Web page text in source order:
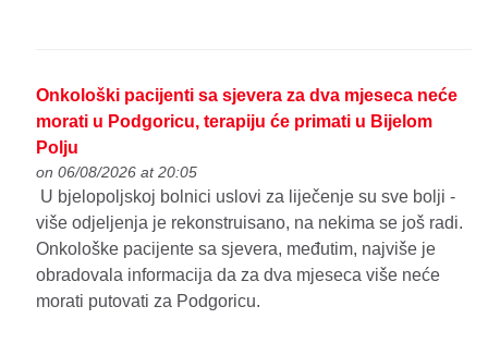
Onkološki pacijenti sa sjevera za dva mjeseca neće
morati u Podgoricu, terapiju će primati u Bijelom
Polju
on 06/08/2026 at 20:05
U bjelopoljskoj bolnici uslovi za liječenje su sve bolji -
više odjeljenja je rekonstruisano, na nekima se još radi.
Onkološke pacijente sa sjevera, međutim, najviše je
obradovala informacija da za dva mjeseca više neće
morati putovati za Podgoricu.